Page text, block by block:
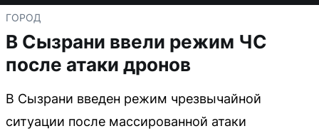
ГОРОД
В Сызрани ввели режим ЧС
после атаки дронов
В Сызрани введен режим чрезвычайной
ситуации после массированной атаки